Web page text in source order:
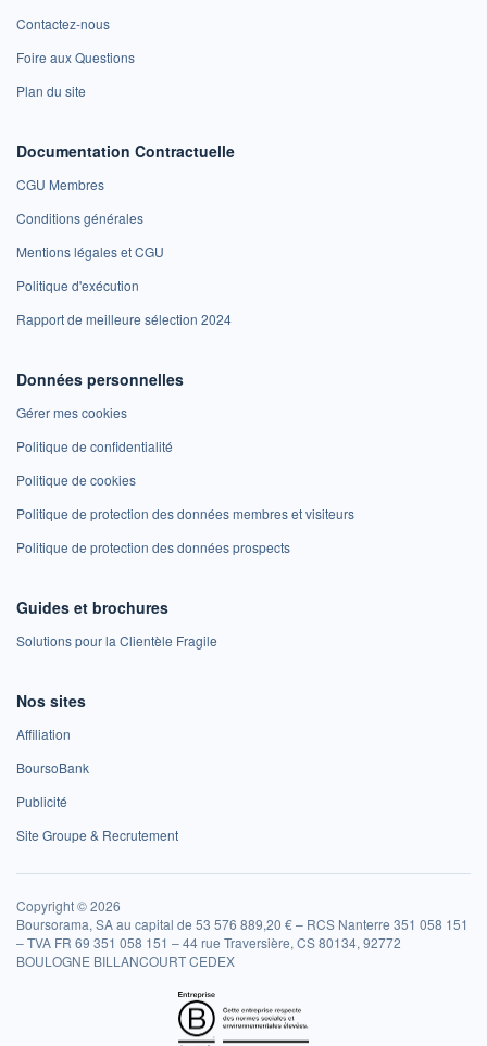
Contactez-nous
Foire aux Questions
Plan du site
Documentation Contractuelle
CGU Membres
Conditions générales
Mentions légales et CGU
Politique d'exécution
Rapport de meilleure sélection 2024
Données personnelles
Gérer mes cookies
Politique de confidentialité
Politique de cookies
Politique de protection des données membres et visiteurs
Politique de protection des données prospects
Guides et brochures
Solutions pour la Clientèle Fragile
Nos sites
Affiliation
BoursoBank
Publicité
Site Groupe & Recrutement
Copyright © 2026
Boursorama, SA au capital de 53 576 889,20 € – RCS Nanterre 351 058 151
– TVA FR 69 351 058 151 – 44 rue Traversière, CS 80134, 92772
BOULOGNE BILLANCOURT CEDEX